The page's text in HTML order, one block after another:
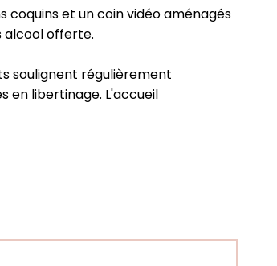
coquins et un coin vidéo aménagés
alcool offerte.
soulignent régulièrement
en libertinage. L'accueil